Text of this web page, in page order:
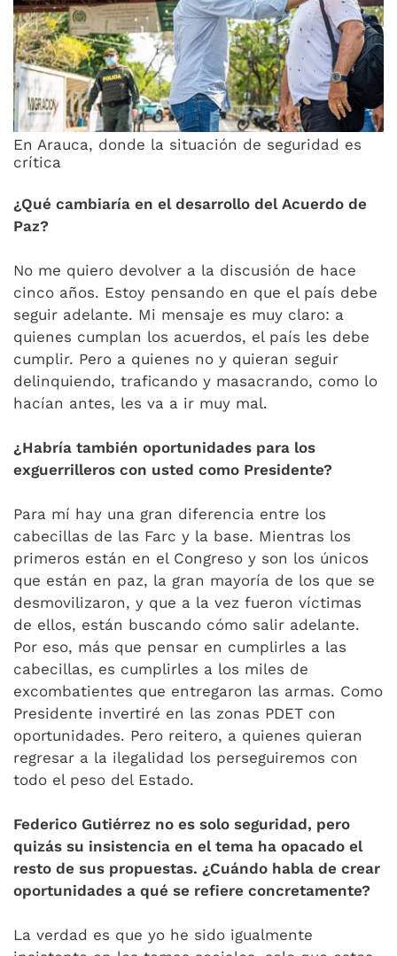
En Arauca, donde la situación de seguridad es
crítica
¿Qué cambiaría en el desarrollo del Acuerdo de
Paz?
No me quiero devolver a la discusión de hace
cinco años. Estoy pensando en que el país debe
seguir adelante. Mi mensaje es muy claro: a
quienes cumplan los acuerdos, el país les debe
cumplir. Pero a quienes no y quieran seguir
delinquiendo, traficando y masacrando, como lo
hacían antes, les va a ir muy mal.
¿Habría también oportunidades para los
exguerrilleros con usted como Presidente?
Para mí hay una gran diferencia entre los
cabecillas de las Farc y la base. Mientras los
primeros están en el Congreso y son los únicos
que están en paz, la gran mayoría de los que se
desmovilizaron, y que a la vez fueron víctimas
de ellos, están buscando cómo salir adelante.
Por eso, más que pensar en cumplirles a las
cabecillas, es cumplirles a los miles de
excombatientes que entregaron las armas. Como
Presidente invertiré en las zonas PDET con
oportunidades. Pero reitero, a quienes quieran
regresar a la ilegalidad los perseguiremos con
todo el peso del Estado.
Federico Gutiérrez no es solo seguridad, pero
quizás su insistencia en el tema ha opacado el
resto de sus propuestas. ¿Cuándo habla de crear
oportunidades a qué se refiere concretamente?
La verdad es que yo he sido igualmente